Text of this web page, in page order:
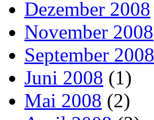
Dezember 2008
November 2008
September 2008
Juni 2008 (1)
Mai 2008 (2)